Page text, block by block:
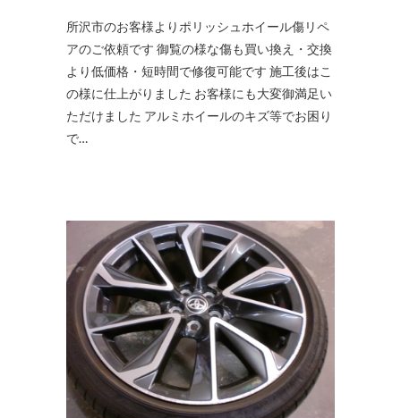
所沢市のお客様よりポリッシュホイール傷リペ
アのご依頼です 御覧の様な傷も買い換え・交換
より低価格・短時間で修復可能です 施工後はこ
の様に仕上がりました お客様にも大変御満足い
ただけました アルミホイールのキズ等でお困り
で…